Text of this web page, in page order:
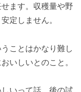
ます。収穫量や野
定しません。
ことはかなり難し
いしいとのこと。